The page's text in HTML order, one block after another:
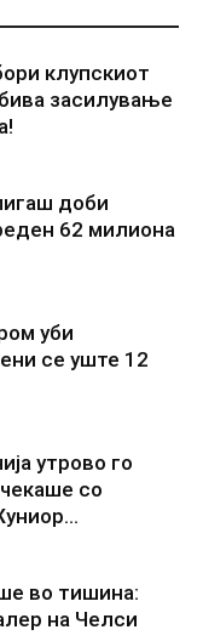
клупскиот
засилување
доби
62 милиона
уби
се уште 12
утрово го
со
во тишина:
на Челси